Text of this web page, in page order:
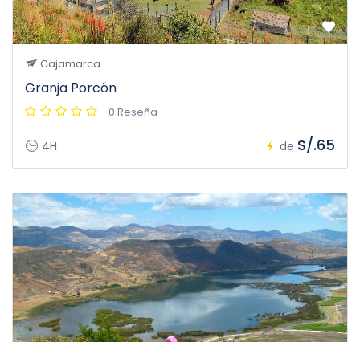
Cajamarca
Granja Porcón
0 Reseña
4H de S/.65